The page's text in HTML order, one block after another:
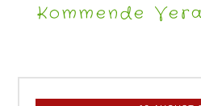
Kommende